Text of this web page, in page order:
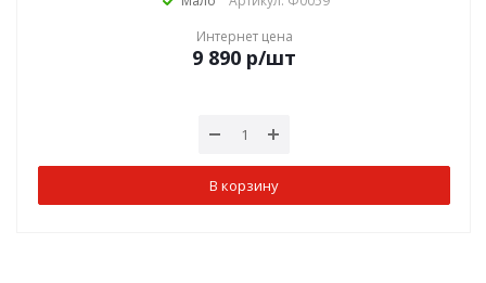
Интернет цена
9 890 р/шт
В корзину